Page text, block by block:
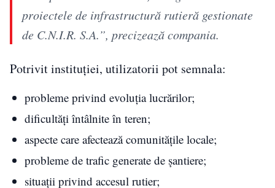
proiectele de infrastructură rutieră gestionate
de C.N.I.R. S.A.”, precizează compania.
Potrivit instituției, utilizatorii pot semnala:
probleme privind evoluția lucrărilor;
dificultăți întâlnite în teren;
aspecte care afectează comunitățile locale;
probleme de trafic generate de șantiere;
situații privind accesul rutier;